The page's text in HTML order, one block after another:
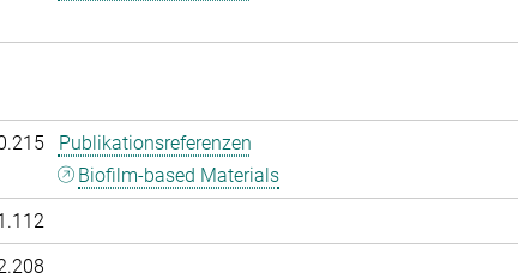
Publikationsreferenzen
Biofilm-based Materials